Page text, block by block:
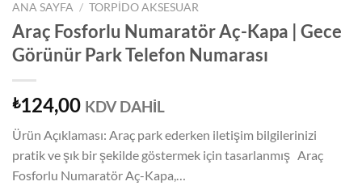
ANA SAYFA / TORPIDO AKSESUAR
Araç Fosforlu Numaratör Aç-Kapa | Gece
Görünür Park Telefon Numarası
₺124,00 KDV DAHİL
Ürün Açıklaması: Araç park ederken iletişim bilgilerinizi
pratik ve şık bir şekilde göstermek için tasarlanmış Araç
Fosforlu Numaratör Aç-Kapa,…